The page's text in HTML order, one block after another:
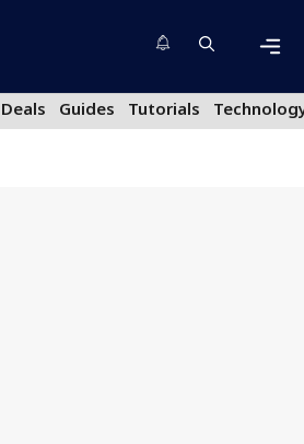
Deals Guides Tutorials